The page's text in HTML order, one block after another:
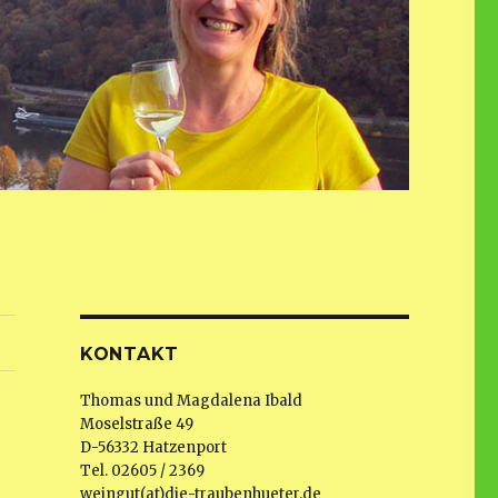
KONTAKT
Thomas und Magdalena Ibald
Moselstraße 49
D-56332 Hatzenport
Tel. 02605 / 2369